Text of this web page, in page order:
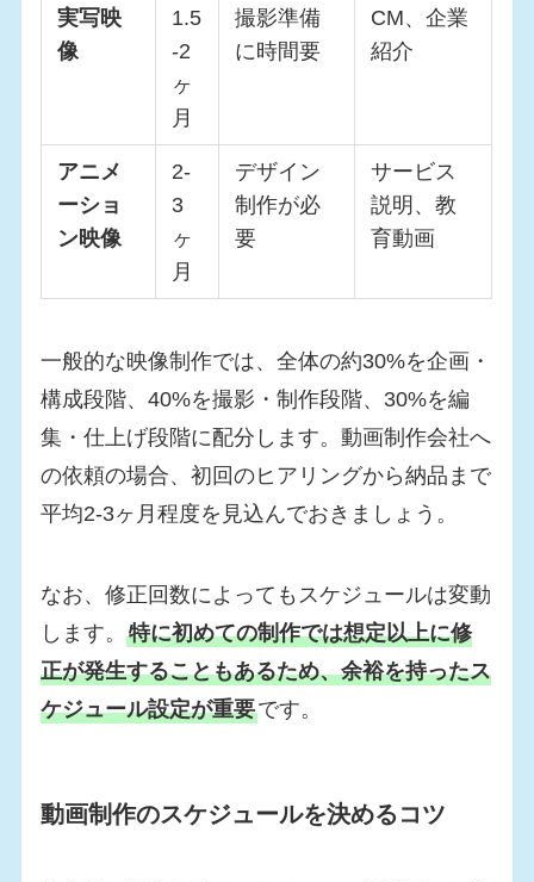
実写映
像
1.5
-2
ヶ
月
撮影準備
に時間要
CM、企業
紹介
アニメ
ーショ
ン映像
2-
3
ヶ
月
デザイン
制作が必
要
サービス
説明、教
育動画
一般的な映像制作では、全体の約30%を企画・
構成段階、40%を撮影・制作段階、30%を編
集・仕上げ段階に配分します。動画制作会社へ
の依頼の場合、初回のヒアリングから納品まで
平均2-3ヶ月程度を見込んでおきましょう。
なお、修正回数によってもスケジュールは変動
します。特に初めての制作では想定以上に修
正が発生することもあるため、余裕を持ったス
ケジュール設定が重要です。
動画制作のスケジュールを決めるコツ